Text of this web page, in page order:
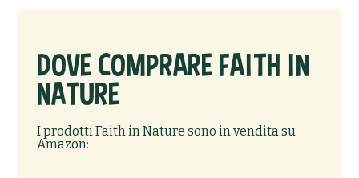
DOVE COMPRARE FAITH IN
NATURE
I prodotti Faith in Nature sono in vendita su
Amazon: